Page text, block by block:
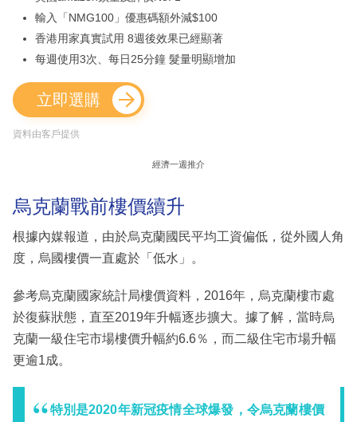
輸入「NMG100」優惠碼額外減$100
香港用家真實試用 8週後效果已經顯著
每週使用3次、每日25分鐘 髮量明顯增加
立即選購
資料由客戶提供
經濟一週推介
烏克蘭戰前樓價續升
根據內媒報道，由於烏克蘭國民平均工資偏低，從外國人角
度，烏國樓價一直處於「低水」。
參考烏克蘭國家統計局樓價資料，2016年，烏克蘭樓市處
於復蘇狀態，直至2019年升幅逐步擴大。據了解，當時烏
克蘭一級住宅市場樓價升幅約6.6％，而二級住宅市場升幅
更逾1成。
特別是2020年新冠疫情全球爆發，令烏克蘭樓價